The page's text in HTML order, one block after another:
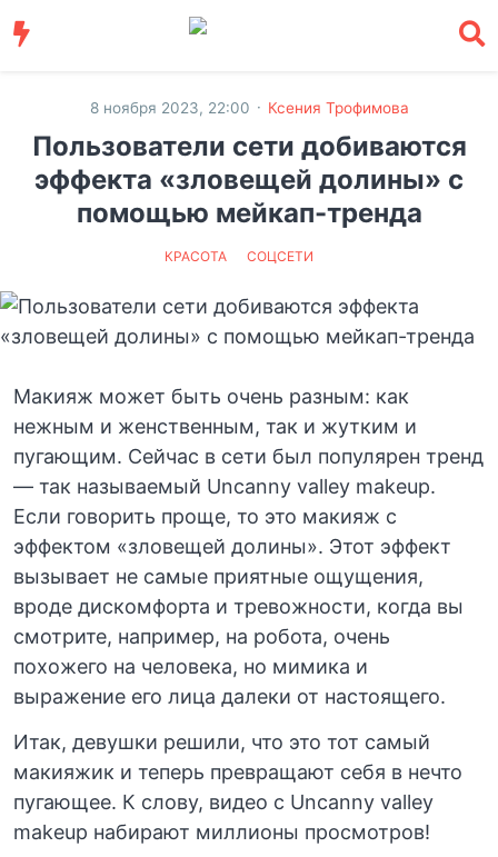
8 ноября 2023, 22:00 · Ксения Трофимова
Пользователи сети добиваются
эффекта «зловещей долины» с
помощью мейкап-тренда
КРАСОТА СОЦСЕТИ
Макияж может быть очень разным: как
нежным и женственным, так и жутким и
пугающим. Сейчас в сети был популярен тренд
— так называемый Uncanny valley makeup.
Если говорить проще, то это макияж с
эффектом «зловещей долины». Этот эффект
вызывает не самые приятные ощущения,
вроде дискомфорта и тревожности, когда вы
смотрите, например, на робота, очень
похожего на человека, но мимика и
выражение его лица далеки от настоящего.
Итак, девушки решили, что это тот самый
макияжик и теперь превращают себя в нечто
пугающее. К слову, видео с Uncanny valley
makeup набирают миллионы просмотров!